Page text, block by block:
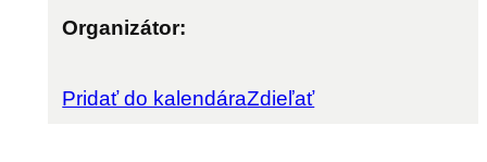
Organizátor:
Pridať do kalendáraZdieľať